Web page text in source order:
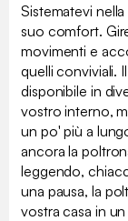
Sistematevi
suo comfort.
movimenti e
quelli conviviali.
disponibile in
vostro interno,
un po' più a
ancora la
leggendo,
una pausa, la
vostra casa in